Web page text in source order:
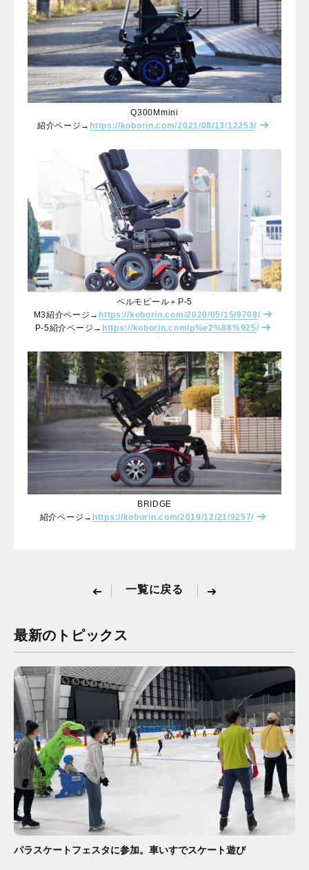
Q300Mmini
紹介ページ→ https://koborin.com/2021/08/13/12253/
ペルモビール＋P-5
M3紹介ページ→ https://koborin.com/2020/05/15/9708/
P-5紹介ページ→ https://koborin.com/p%e2%88%925/
BRIDGE
紹介ページ→ https://koborin.com/2019/12/21/9257/
一覧に戻る
最新のトピックス
パラスケートフェスタに参加。車いすでスケート遊び